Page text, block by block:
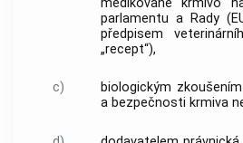
parlamentu a Rady
předpisem
„recept“),
c) biologickým zkoušením
a bezpečnosti krmiva